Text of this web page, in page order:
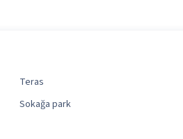
Teras
Sokağa park